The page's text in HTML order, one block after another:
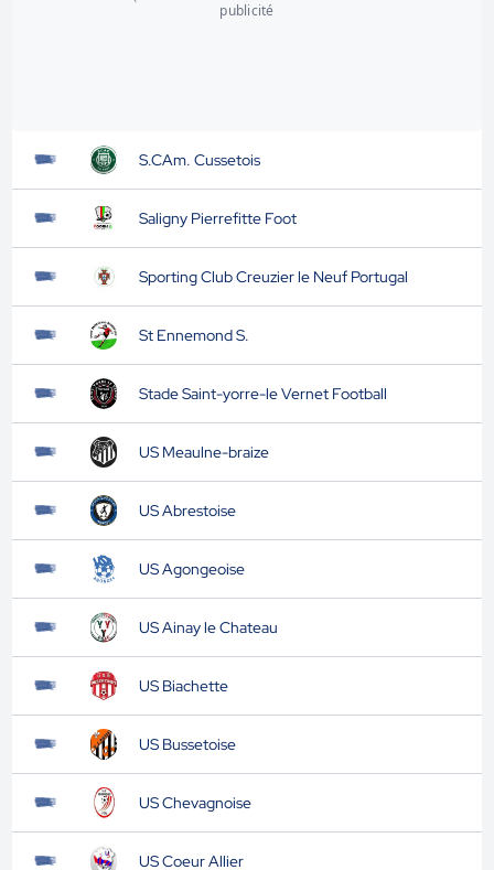
publicité
S.CAm. Cussetois
Saligny Pierrefitte Foot
Sporting Club Creuzier le Neuf Portugal
St Ennemond S.
Stade Saint-yorre-le Vernet Football
US Meaulne-braize
US Abrestoise
US Agongeoise
US Ainay le Chateau
US Biachette
US Bussetoise
US Chevagnoise
US Coeur Allier